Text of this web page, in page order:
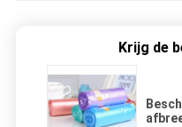
Krijg de